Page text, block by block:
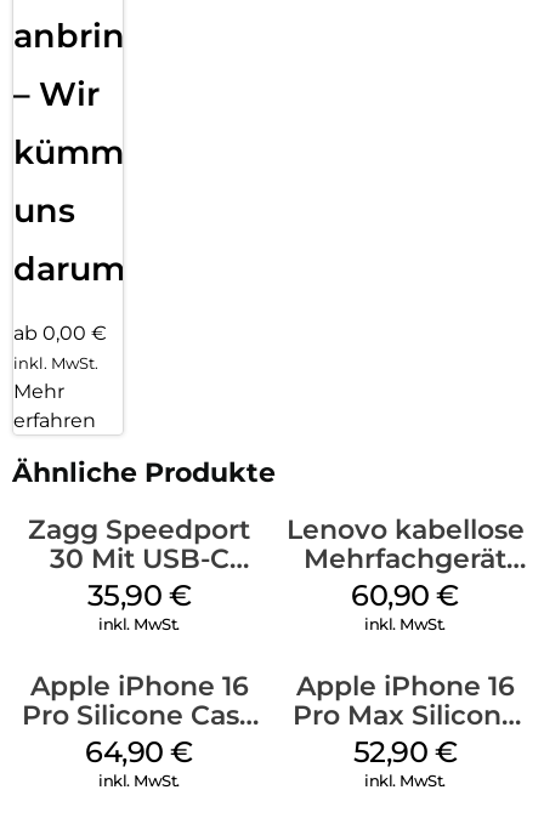
anbringen
– Wir
kümmern
uns
darum!
ab 0,00 €
inkl. MwSt.
Mehr
erfahren
Ähnliche Produkte
Zagg Speedport
30 Mit USB-C
Kabel Weiß
35,90 €
inkl. MwSt.
Lenovo kabellose
Mehrfachgerät
Luna Grey
60,90€
inkl. MwSt.
Apple iPhone 16
Pro Silicone Case
MagSafe Denim
64,90€
inkl. MwSt.
Apple iPhone 16
Pro Max Silicone
Case MagSafe
Ultramarine
52,90 €
inkl. MwSt.